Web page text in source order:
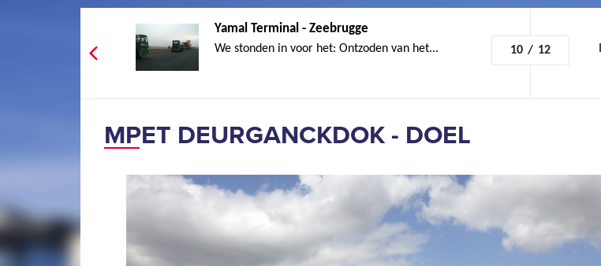
Yamal Terminal - Zeebrugge
We stonden in voor het: Ontzoden van het... 10 / 12
MPET DEURGANCKDOK - DOEL